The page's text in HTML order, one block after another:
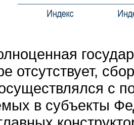
отсутствует,
с
в субъекты